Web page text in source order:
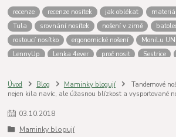
recenze recenze nosítek jak oblékat
Tula
srovnání nosítek nošení v zimě
rostoucí nosítko
ergonomické nošení MoniLu UNI
LennyUp
Lenka 4ever proč nosit Sestrice
Tula Free to Grow
zateplovací kapsa nošení
nosítko od narození
Aloe Outlast Nosící
LennyLamb
Úvod Blog Maminky blogují
Tandemové
nejen kila navíc, ale úžasnou blízkost a vysportované
03.10.2018
Maminky blogují